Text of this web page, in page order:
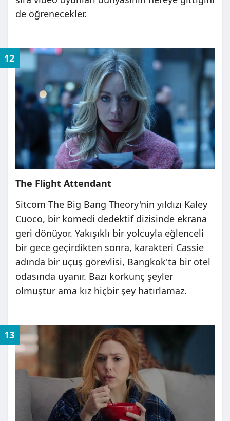
de öğrenecekler.
12
The Flight Attendant
Sitcom The Big Bang Theory'nin yıldızı Kaley
Cuoco, bir komedi dedektif dizisinde ekrana
geri dönüyor. Yakışıklı bir yolcuyla eğlenceli
bir gece geçirdikten sonra, karakteri Cassie
adında bir uçuş görevlisi, Bangkok'ta bir otel
odasında uyanır. Bazı korkunç şeyler
olmuştur ama kız hiçbir şey hatırlamaz.
13